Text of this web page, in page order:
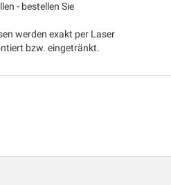
- bestellen Sie
werden exakt per Laser
bzw. eingetränkt.